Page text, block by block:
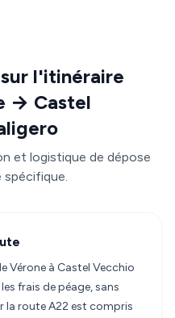
l'itinéraire
→ Castel
et logistique de dépose
spécifique.
Vérone à Castel Vecchio
frais de péage, sans
la route A22 est compris